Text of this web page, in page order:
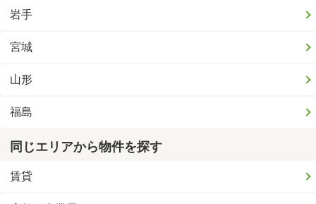
岩手
宮城
山形
福島
同じエリアから物件を探す
賃貸